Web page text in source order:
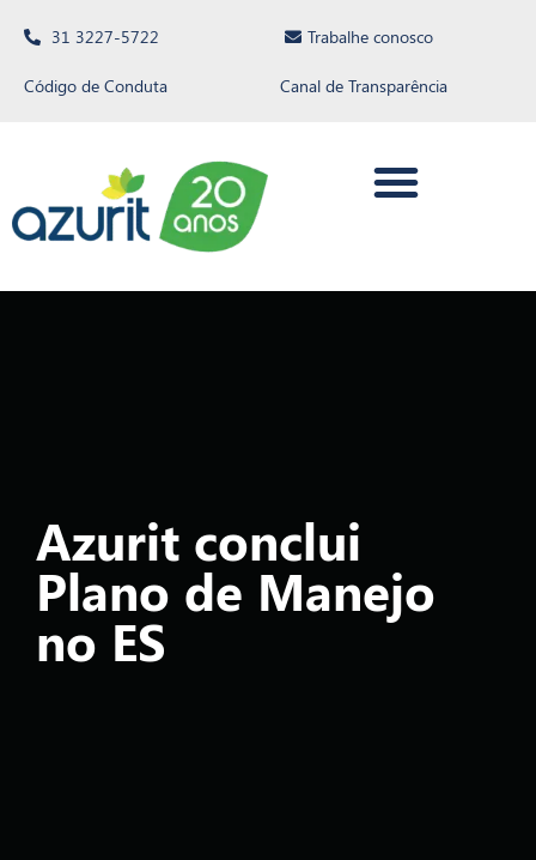
31 3227-5722 Trabalhe conosco
Código de Conduta Canal de Transparência
Azurit conclui
Plano de Manejo
no ES